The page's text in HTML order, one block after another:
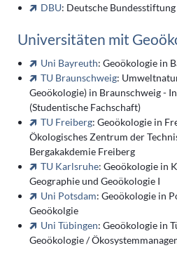
DBU: Deutsche
Universitäten mit
Uni Bayreuth: Geoökologie in
TU Braunschweig:
Geoökologie) in Braunschweig -
(Studentische Fachschaft)
TU Freiberg: Geoökologie in
Ökologisches Zentrum der
Bergakakdemie Freiberg
TU Karlsruhe: Geoökologie in
Geographie und Geoökologie I
Uni Potsdam: Geoökologie in
Geoökolgie
Uni Tübingen: Geoökologie in
Geoökologie /